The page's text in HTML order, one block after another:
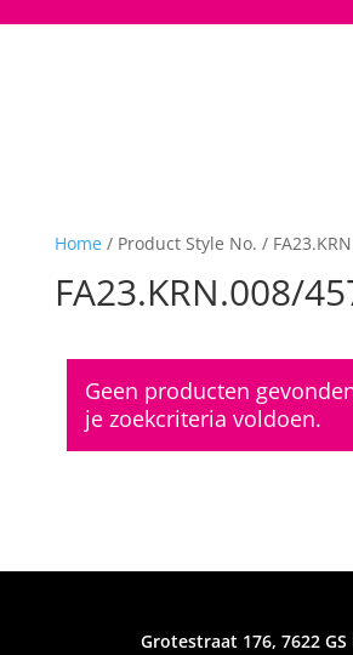
Home/ Product Style No. /
FA23.KRN.008/
Geen producten
je zoekcriteria voldoen.
Grotestraat 176, 7622